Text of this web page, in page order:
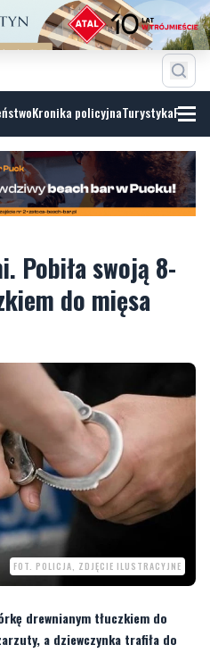
Kronika policyjnaTurystyka
Pobiła swoją 8-
FOT. POLICJA, ZDJĘCIE ILUSTRACYJNE
drewnianym tłuczkiem do
a dziewczynka trafiła do
Przypomnijmy, że 47-letnia
tłuczkiem do mięsa. Dziecko
przez policję. Do zdarzenia